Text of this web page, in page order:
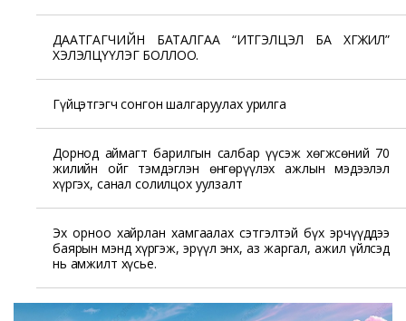
ДААТГАГЧИЙН БАТАЛГАА “ИТГЭЛЦЭЛ БА ХӨГЖИЛ”
ХЭЛЭЛЦҮҮЛЭГ БОЛЛОО.
Гүйцэтгэгч сонгон шалгаруулах урилга
Дорнод аймагт барилгын салбар үүсэж хөгжсөний 70
жилийн ойг тэмдэглэн өнгөрүүлэх ажлын мэдээлэл
хүргэх, санал солилцох уулзалт
Эх орноо хайрлан хамгаалах сэтгэлтэй бүх эрчүүддээ
баярын мэнд хүргэж, эрүүл энх, аз жаргал, ажил үйлсэд
нь амжилт хүсье.